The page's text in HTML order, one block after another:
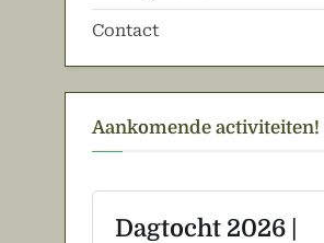
Contact
Aankomende activiteiten!
Dagtocht 2026 |